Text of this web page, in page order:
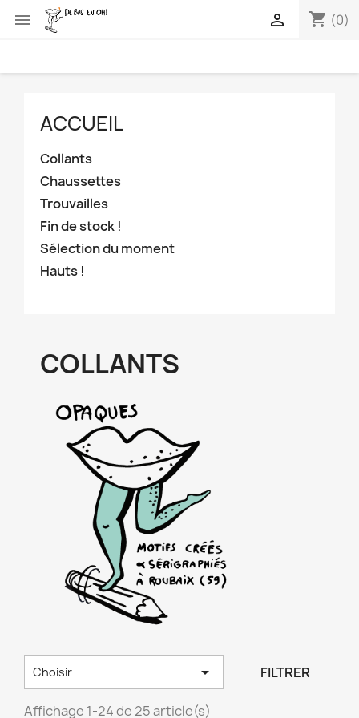
 shopping_cart (0)

ACCUEIL
Collants
Chaussettes
Trouvailles
Fin de stock !
Sélection du moment
Hauts !
COLLANTS
Choisir  FILTRER
Affichage 1-24 de 25 article(s)